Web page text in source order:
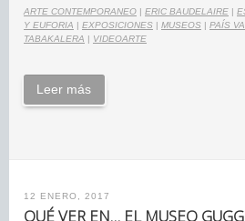
ARTE CONTEMPORANEO | ERIC BAUDELAIRE |
Y EUFORIA | EXPOSICIONES | MUSEOS | PAÍS
TABAKALERA | VIDEOARTE
Leer más
12 ENERO, 2017
QUÉ VER EN… EL MUSEO